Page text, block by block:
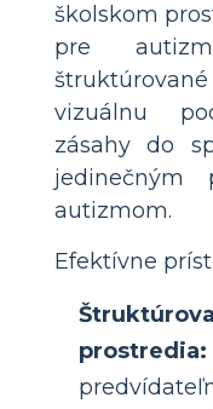
školskom
pre
vizuálnu
zásahy do
jedinečným
autizmom.
Efektívne
prostredia: